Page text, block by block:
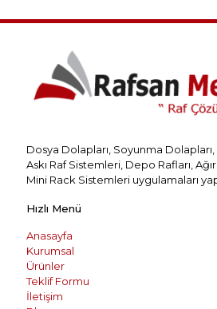
Dosya Dolapları, Soyunma Dolapları,
Askı Raf Sistemleri, Depo Rafları,
Mini Rack Sistemleri uygulamaları
Hızlı Menü
Anasayfa
Kurumsal
Ürünler
Teklif Formu
İletişim